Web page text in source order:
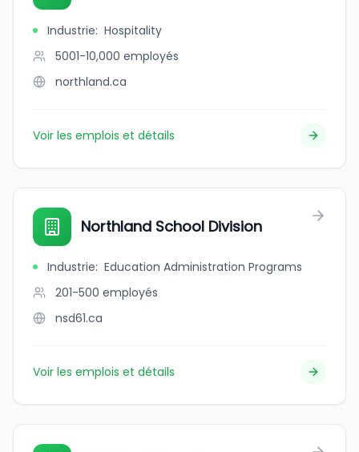
Industrie: Hospitality
5001-10,000 employés
northland.ca
Voir les emplois et détails
Northland School Division
Industrie: Education Administration Programs
201-500 employés
nsd61.ca
Voir les emplois et détails